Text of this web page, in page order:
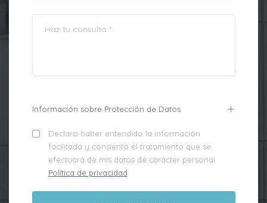
Información sobre Protección de Datos
Declaro haber entendido la información
facilitada y consiento el tratamiento que se
efectuará de mis datos de carácter personal.
Política de privacidad.